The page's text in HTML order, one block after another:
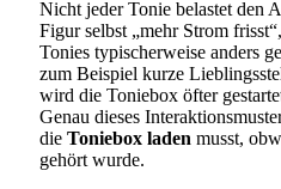
Nicht jeder Tonie belastet den
Figur selbst „mehr Strom
Tonies typischerweise anders
zum Beispiel kurze
wird die Toniebox öfter
Genau dieses
die Toniebox laden musst,
gehört wurde.